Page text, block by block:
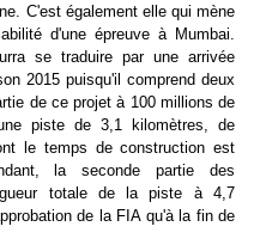
C'est également elle qui mène
d'une épreuve à Mumbai.
se traduire par une arrivée
2015 puisqu'il comprend deux
de ce projet à 100 millions de
piste de 3,1 kilomètres, de
le temps de construction est
la seconde partie des
totale de la piste à 4,7
de la FIA qu'à la fin de